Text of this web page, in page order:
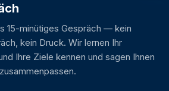
15-minütiges Gespräch — kein
kein Druck. Wir lernen Ihr
Ihre Ziele kennen und sagen Ihnen